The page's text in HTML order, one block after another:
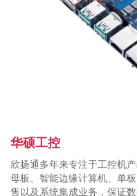
华硕工控
欣扬通多年来专注于工控机
母板、智能边缘计算机、单
售以及系统集成业务，保证数